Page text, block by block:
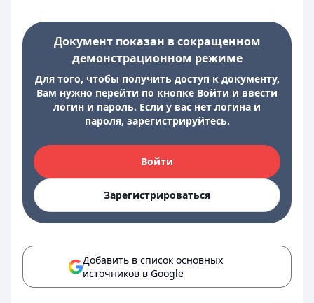
Документ показан в сокращенном
демонстрационном режиме
Для того, чтобы получить доступ к документу,
Вам нужно перейти по кнопке Войти и ввести
логин и пароль. Если у вас нет логина и
пароля, зарегистрируйтесь.
Войти
Зарегистрироваться
Добавить в список основных
источников в Google